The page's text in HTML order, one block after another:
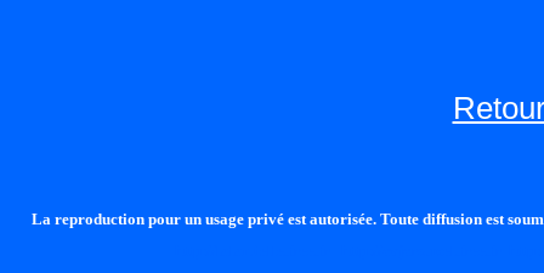
La reproduction pour un usage privé est autorisée. Toute diffusion est